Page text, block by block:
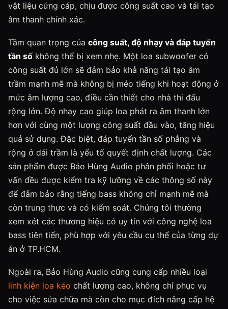
vật liệu cứng cáp, chịu được công suất cao và tái tạo
âm thanh chính xác.
Tầm quan trọng của công suất, độ nhạy và đáp tuyến
tần sốkhông thể bị xem nhẹ. Một loa subwoofer có
công suất đủ lớn sẽ đảm bảo khả năng tái tạo âm
trầm mạnh mẽ mà không bị méo tiếng khi hoạt động ở
mức âm lượng cao, điều cần thiết cho nhà thi đấu
rộng lớn. Độ nhạy cao giúp loa phát ra âm thanh lớn
hơn với cùng một lượng công suất đầu vào, tăng hiệu
quả sử dụng. Đặc biệt, đáp tuyến tần số phẳng và
rộng ở dải trầm là yếu tố quyết định chất lượng. Các
sản phẩm được Bảo Hùng Audio phân phối hoặc tư
vấn đều được kiểm tra kỹ lưỡng về các thông số này
để đảm bảo rằng tiếng bass không chỉ mạnh mẽ mà
còn trung thực và có kiểm soát. Chúng tôi thường
xem xét các thương hiệu có uy tín với công nghệ loa
bass tiên tiến, phù hợp với yêu cầu cụ thể của từng dự
án ở TP.HCM.
Ngoài ra, Bảo Hùng Audio cũng cung cấp nhiều loại
linh kiện loa kéo chất lượng cao, không chỉ phục vụ
cho việc sửa chữa mà còn cho mục đích nâng cấp hệ